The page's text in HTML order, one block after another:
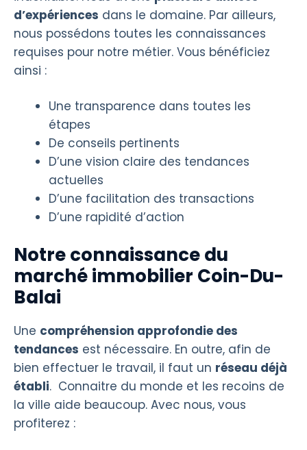
d’expériences dans le domaine. Par ailleurs,
nous possédons toutes les connaissances
requises pour notre métier. Vous bénéficiez
ainsi :
Une transparence dans toutes les
étapes
De conseils pertinents
D’une vision claire des tendances
actuelles
D’une facilitation des transactions
D’une rapidité d’action
Notre connaissance du
marché immobilier Coin-Du-
Balai
Une compréhension approfondie des
tendances est nécessaire. En outre, afin de
bien effectuer le travail, il faut un réseau déjà
établi. Connaitre du monde et les recoins de
la ville aide beaucoup. Avec nous, vous
profiterez :